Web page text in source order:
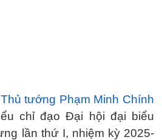
Thủ tướng Phạm Minh Chính
chỉ đạo Đại hội đại biểu
lần thứ I, nhiệm kỳ 2025-